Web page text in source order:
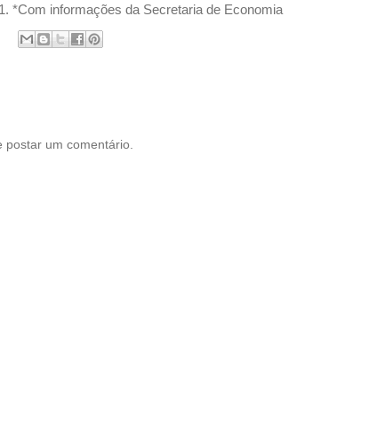
*Com informações da Secretaria de Economia
postar um comentário.